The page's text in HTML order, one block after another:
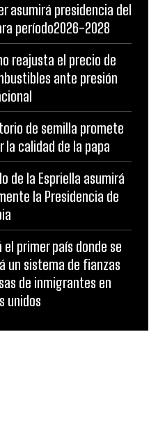
asumirá presidencia del
período2026-2028
reajusta el precio de
ante presión
de semilla promete
la calidad de la papa
de la Espriella asumirá
la Presidencia de
el primer país donde se
un sistema de fianzas
de inmigrantes en
unidos